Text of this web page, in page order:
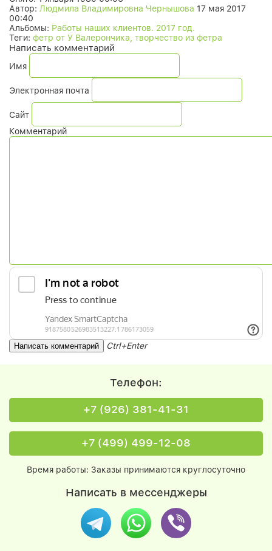
Автор: Людмила Владимировна Чернышова 17 мая 2017
00:40
Альбомы: Работы наших клиентов. 2017 год.
Теги: фетр от У Валерончика, творчество из фетра
Написать комментарий
Имя
Электронная почта
Сайт
Комментарий
Ctrl+Enter
Телефон:
+7 (926) 381-41-31
+7 (499) 499-12-08
Время работы: Заказы принимаются круглосуточно
Написать в мессенджеры